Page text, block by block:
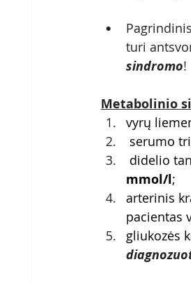
turi
sindromo!
Metabolinio
vyrų
serumo
didelio
mmol/l;
arterinis
pacientas
gliukozės